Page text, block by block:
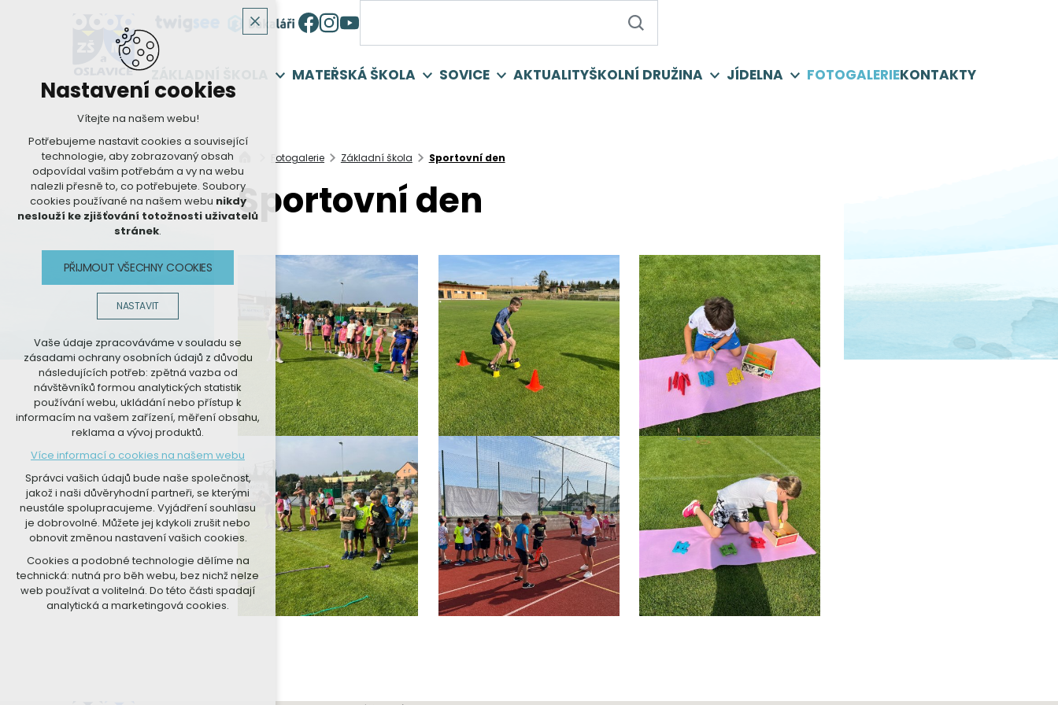
MATEŘSKÁ ŠKOLA SOVICE AKTUALITYŠKOLNÍ DRUŽINA JÍDELNA FOTOGALERIEKONTAKTY
Fotogalerie Základní škola Sportovní den
Sportovní den
Nastavení cookies
Vítejte na našem webu!
Potřebujeme nastavit cookies a související
technologie, aby zobrazovaný obsah
odpovídal vašim potřebám a vy na webu
nalezli přesně to, co potřebujete. Soubory
cookies používané na našem webu nikdy
neslouží ke zjišťování totožnosti uživatelů
stránek.
PŘIJMOUT VŠECHNY COOKIES
NASTAVIT
Technická cookies
nutná pro provozování webu
udržení kontextu stránek (session):
případná přihlášení, volby jazyka, apod.
Volitelná cookies
analytická pro anonymizované
vyhodnocení návštěvnosti
marketingová cookies (Google, Seznam,
Facebook)
Více informací o cookies na našem webu
PŘIJMOUT VŠECHNY COOKIES
ODMÍTNOUT VOLITELNÁ
Vaše údaje zpracováváme v souladu se
zásadami ochrany osobních údajů z důvodu
následujících potřeb: zpětná vazba od
návštěvníků formou analytických statistik
používání webu, ukládání nebo přístup k
informacím na vašem zařízení, měření obsahu,
reklama a vývoj produktů.
Více informací o cookies na našem webu
Správci vašich údajů bude naše společnost,
jakož i naši důvěryhodní partneři, se kterými
neustále spolupracujeme. Vyjádření souhlasu
je dobrovolné. Můžete jej kdykoli zrušit nebo
obnovit změnou nastavení vašich cookies.
Cookies a podobné technologie dělíme na
technická: nutná pro běh webu, bez nichž nelze
web používat a volitelná. Do této části spadají
analytická a marketingová cookies.